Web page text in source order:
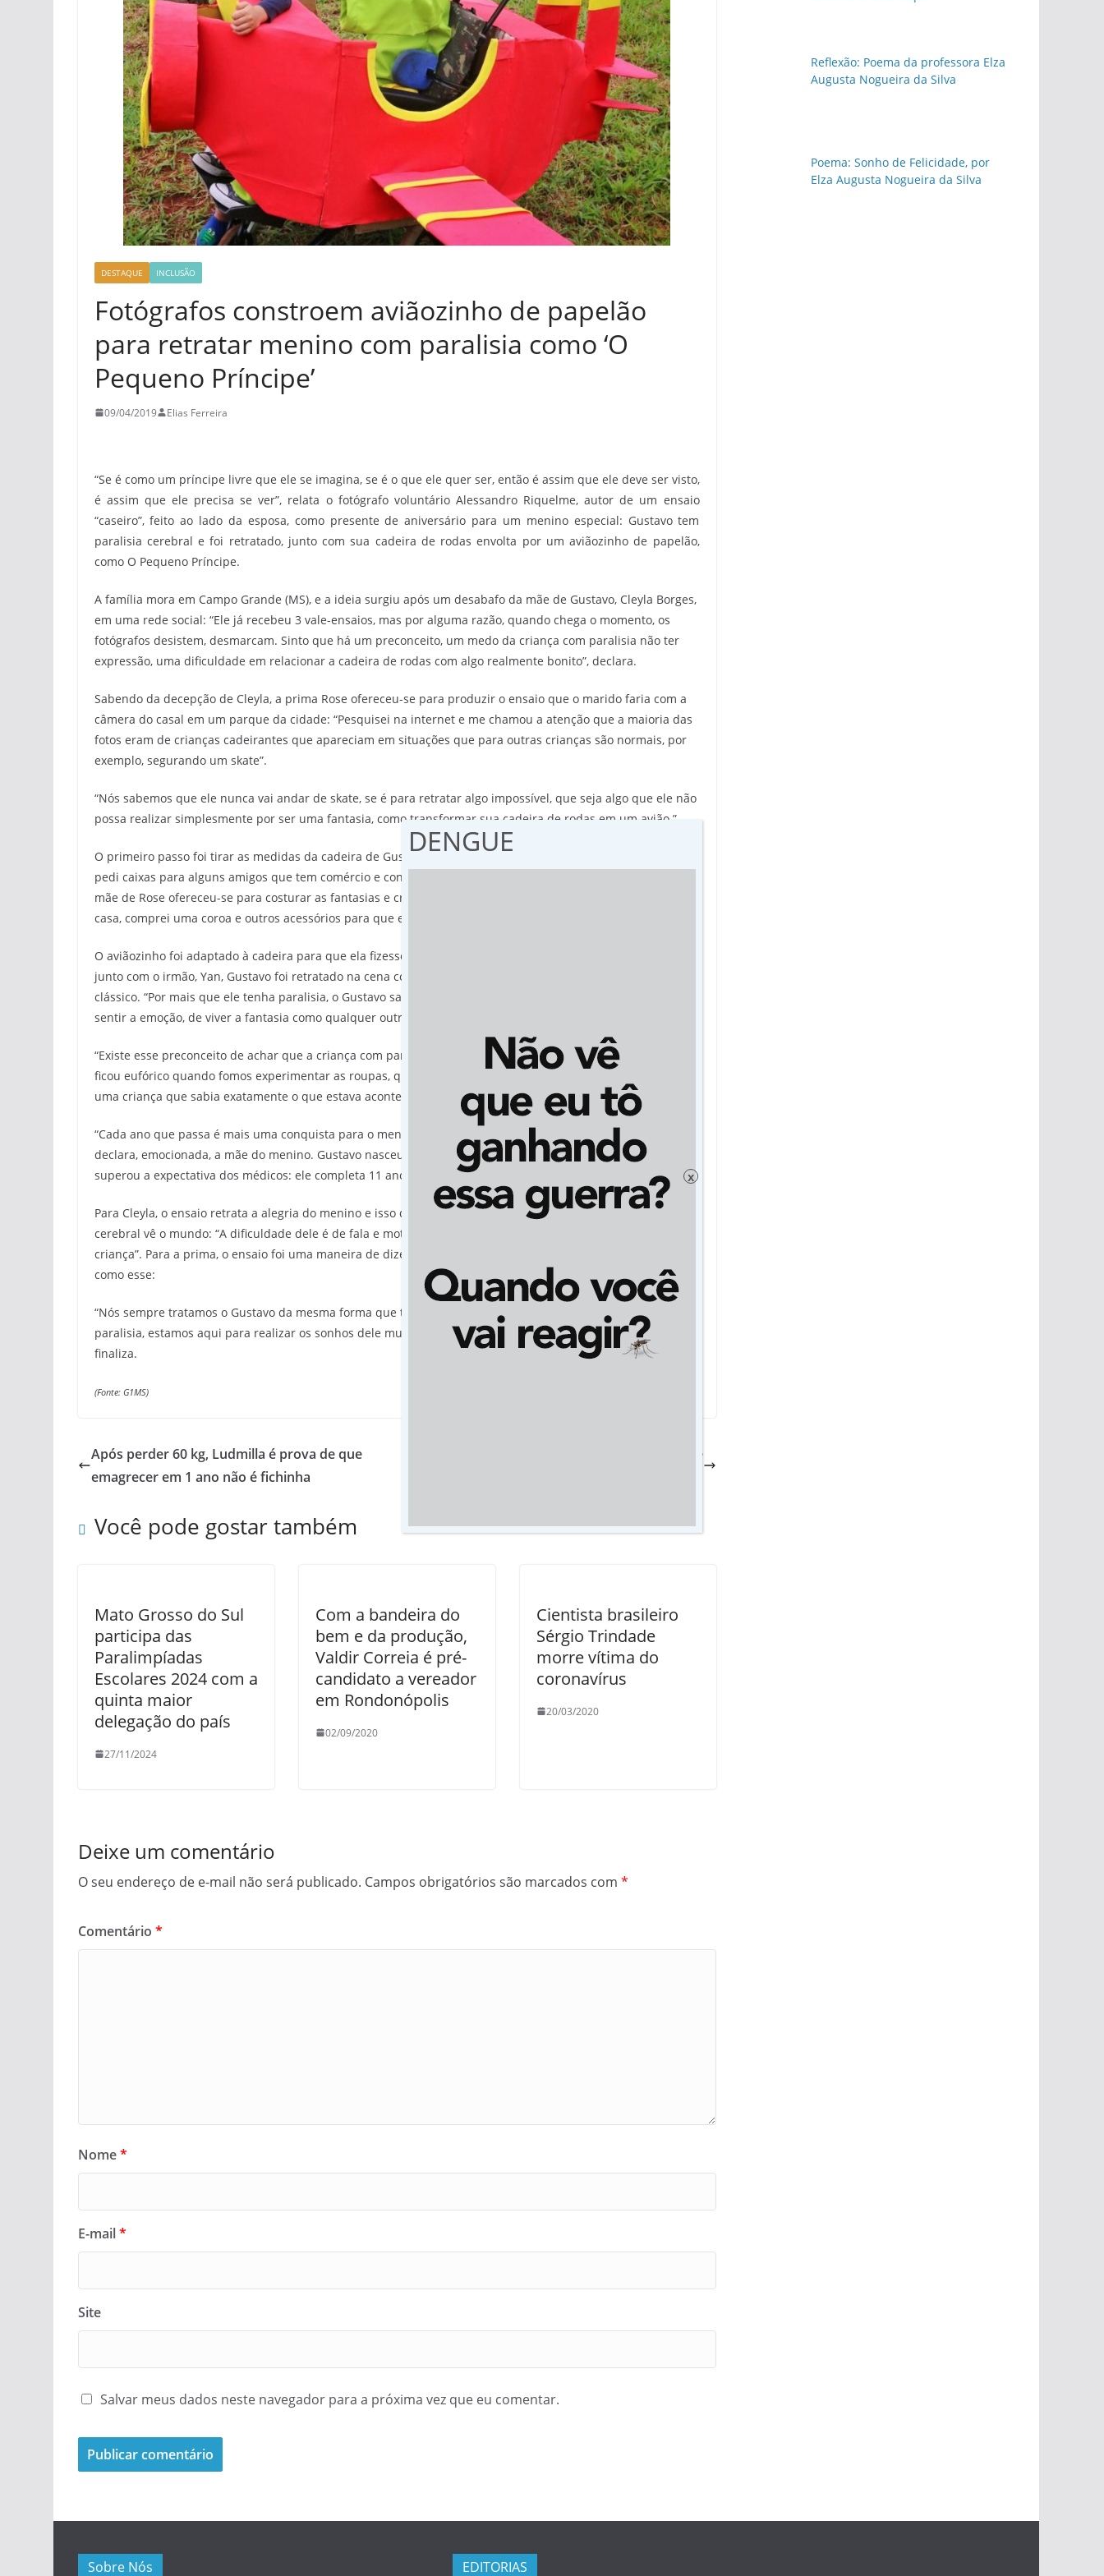
DESTAQUE INCLUSÃO
Fotógrafos constroem aviãozinho de papelão
para retratar menino com paralisia como ‘O
Pequeno Príncipe’
09/04/2019 Elias Ferreira
“Se é como um príncipe livre que ele se imagina, se é o que ele quer ser, então é assim que ele deve ser visto,
é assim que ele precisa se ver”, relata o fotógrafo voluntário Alessandro Riquelme, autor de um ensaio
“caseiro”, feito ao lado da esposa, como presente de aniversário para um menino especial: Gustavo tem
paralisia cerebral e foi retratado, junto com sua cadeira de rodas envolta por um aviãozinho de papelão,
como O Pequeno Príncipe.
A família mora em Campo Grande (MS), e a ideia surgiu após um desabafo da mãe de Gustavo, Cleyla Borges,
em uma rede social: “Ele já recebeu 3 vale-ensaios, mas por alguma razão, quando chega o momento, os
fotógrafos desistem, desmarcam. Sinto que há um preconceito, um medo da criança com paralisia não ter
expressão, uma dificuldade em relacionar a cadeira de rodas com algo realmente bonito”, declara.
Sabendo da decepção de Cleyla, a prima Rose ofereceu-se para produzir o ensaio que o marido faria com a
câmera do casal em um parque da cidade: “Pesquisei na internet e me chamou a atenção que a maioria das
fotos eram de crianças cadeirantes que apareciam em situações que para outras crianças são normais, por
exemplo, segurando um skate”.
“Nós sabemos que ele nunca vai andar de skate, se é para retratar algo impossível, que seja algo que ele não
possa realizar simplesmente por ser uma fantasia, como transformar sua cadeira de rodas em um avião.”
O primeiro passo foi tirar as medidas da cadeira de Gustavo para criar um molde do tamanho certo. “Depois,
pedi caixas para alguns amigos que tem comércio e conseguimos papelão suficiente para fazer o avião”. A
mãe de Rose ofereceu-se para costurar as fantasias e criou 2 trajes para o menino. “A rosa eu já tinha em
casa, comprei uma coroa e outros acessórios para que ele se sentisse, realmente, como um príncipe”, relata.
O aviãozinho foi adaptado à cadeira para que ela fizesse parte da foto como é parte da vida do menino e,
junto com o irmão, Yan, Gustavo foi retratado na cena com o aviador, uma das mais emblemáticas do
clássico. “Por mais que ele tenha paralisia, o Gustavo sabe tudo o que está acontecendo, ele tem o direito de
sentir a emoção, de viver a fantasia como qualquer outra criança”, declara.
“Existe esse preconceito de achar que a criança com paralisia é limitada, que ela vegeta e não é assim. Ele
ficou eufórico quando fomos experimentar as roupas, quando o levamos ao parque, o sorriso dele mostra
uma criança que sabia exatamente o que estava acontecendo.”
“Cada ano que passa é mais uma conquista para o menino que não viveria além dos 3 anos de idade”
declara, emocionada, a mãe do menino. Gustavo nasceu aos 7 meses e teve diversas complicações, mas
superou a expectativa dos médicos: ele completa 11 anos na próxima quarta-feira (10).
Para Cleyla, o ensaio retrata a alegria do menino e isso diz muito sobre como uma criança com paralisia
cerebral vê o mundo: “A dificuldade dele é de fala e motora, no mais, ele sente as emoções como qualquer
criança”. Para a prima, o ensaio foi uma maneira de dizer a Gustavo que ele pode viver momentos mágicos
como esse:
“Nós sempre tratamos o Gustavo da mesma forma que todas as crianças da família e apesar dele ter
paralisia, estamos aqui para realizar os sonhos dele muito além de qualquer preconceito ou dificuldade”,
finaliza.
(Fonte: G1MS)
Após perder 60 kg, Ludmilla é prova de que
emagrecer em 1 ano não é fichinha
Autismo: A cada pequena conquista, um grande
Você pode gostar também
Mato Grosso do Sul
participa das
Paralimpíadas
Escolares 2024 com a
quinta maior
delegação do país
27/11/2024
Com a bandeira do
bem e da produção,
Valdir Correia é pré-
candidato a vereador
em Rondonópolis
02/09/2020
Cientista brasileiro
Sérgio Trindade
morre vítima do
coronavírus
20/03/2020
Deixe um comentário
O seu endereço de e-mail não será publicado. Campos obrigatórios são marcados com *
Comentário *
Nome*
E-mail*
Site
Salvar meus dados neste navegador para a próxima vez que eu comentar.
Reflexão: Poema da professora Elza
Augusta Nogueira da Silva
Poema: Sonho de Felicidade, por
Elza Augusta Nogueira da Silva
Sobre Nós EDITORIAS
DENGUE
x